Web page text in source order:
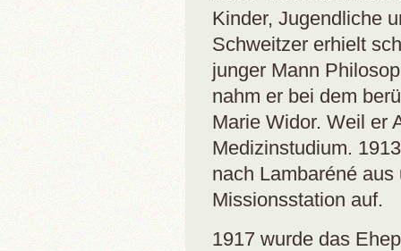
Kinder, Jugendliche
Schweitzer erhielt
junger Mann
nahm er bei dem
Marie Widor. Weil er
Medizinstudium.
nach Lambaréné
Missionsstation auf.
1917 wurde das